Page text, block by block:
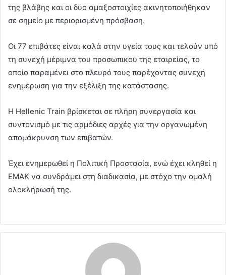
της βλάβης και οι δύο αμαξοστοιχίες ακινητοποιήθηκαν
σε σημείο με περιορισμένη πρόσβαση.
Οι 77 επιβάτες είναι καλά στην υγεία τους και τελούν υπό
τη συνεχή μέριμνα του προσωπικού της εταιρείας, το
οποίο παραμένει στο πλευρό τους παρέχοντας συνεχή
ενημέρωση για την εξέλιξη της κατάστασης.
Η Hellenic Train βρίσκεται σε πλήρη συνεργασία και
συντονισμό με τις αρμόδιες αρχές για την οργανωμένη
απομάκρυνση των επιβατών.
Έχει ενημερωθεί η Πολιτική Προστασία, ενώ έχει κληθεί η
ΕΜΑΚ να συνδράμει στη διαδικασία, με στόχο την ομαλή
ολοκλήρωσή της.